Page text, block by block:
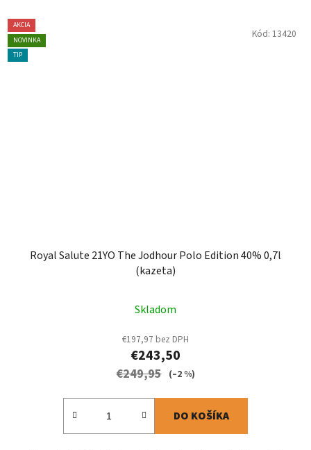
AKCIA
NOVINKA
TIP
Royal Salute 21YO The Jodhour Polo Edition 40% 0,7l
(kazeta)
Skladom
€197,97 bez DPH
€243,50
€249,95 (–2 %)
DO KOŠÍKA
Kód: 13420